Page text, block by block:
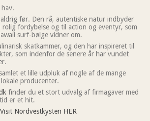
før. Den rå, autentiske natur indbyder
rolig fordybelse og til action og eventyr, som
surf-bølge vidner om.
skatkammer, og den har inspireret til
som indenfor de senere år har vundet
et lille udpluk af nogle af de mange
producenter.
finder du et stort udvalg af firmagaver med
er et hit.
Visit Nordvestkysten HER